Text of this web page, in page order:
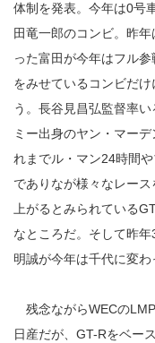
体制を発表。今年は0号
田竜一郎のコンビ。昨
った富田が今年はフル
をみせているコンビだ
う。長谷見昌弘監督率
ミー出身のヤン・マー
れまでル・マン24時間
でありなが様々なレー
上がるとみられている
なところだ。そして昨
明誠が今年は千代に変わ
残念ながらWECの
日産だが、GT-Rをベー